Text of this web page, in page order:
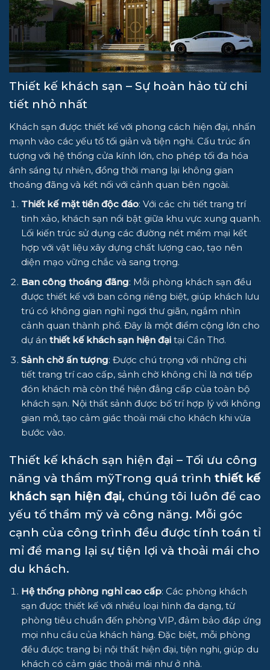
Thiết kế khách sạn – Sự hoàn hảo từ chi
tiết nhỏ nhất
Khách sạn được thiết kế với phong cách hiện đại, nhấn
mạnh vào các yếu tố tối giản và tiện nghi. Cấu trúc ấn
tượng với hệ thống cửa kính lớn, cho phép tối đa hóa
ánh sáng tự nhiên, đồng thời mang lại không gian
thoáng đãng và kết nối với cảnh quan bên ngoài.
Thiết kế mặt tiền độc đáo: Với các chi tiết trang trí
tinh xảo, khách sạn nổi bật giữa khu vực xung quanh.
Lối kiến trúc sử dụng các đường nét mềm mại kết
hợp với vật liệu xây dựng chất lượng cao, tạo nên
diện mạo vững chắc và sang trọng.
Ban công thoáng đãng: Mỗi phòng khách sạn đều
được thiết kế với ban công riêng biệt, giúp khách lưu
trú có không gian nghỉ ngơi thư giãn, ngắm nhìn
cảnh quan thành phố. Đây là một điểm cộng lớn cho
dự án thiết kế khách sạn hiện đạitại Cần Thơ.
Sảnh chờ ấn tượng: Được chú trọng với những chi
tiết trang trí cao cấp, sảnh chờ không chỉ là nơi tiếp
đón khách mà còn thể hiện đẳng cấp của toàn bộ
khách sạn. Nội thất sảnh được bố trí hợp lý với không
gian mở, tạo cảm giác thoải mái cho khách khi vừa
bước vào.
Thiết kế khách sạn hiện đại – Tối ưu công
năng và thẩm mỹTrong quá trình thiết kế
khách sạn hiện đại, chúng tôi luôn đề cao
yếu tố thẩm mỹ và công năng. Mỗi góc
cạnh của công trình đều được tính toán tỉ
mỉ để mang lại sự tiện lợi và thoải mái cho
du khách.
Hệ thống phòng nghỉ cao cấp: Các phòng khách
sạn được thiết kế với nhiều loại hình đa dạng, từ
phòng tiêu chuẩn đến phòng VIP, đảm bảo đáp ứng
mọi nhu cầu của khách hàng. Đặc biệt, mỗi phòng
đều được trang bị nội thất hiện đại, tiện nghi, giúp du
khách có cảm giác thoải mái như ở nhà.